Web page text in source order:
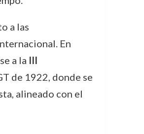
a las
En
a la III
de 1922, donde se
alineado con el